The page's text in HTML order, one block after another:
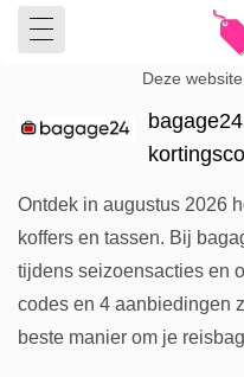
Deze
Ontdek in augustus 2026
koffers en tassen. Bij
tijdens seizoensacties en
codes en 4 aanbiedingen
beste manier om je